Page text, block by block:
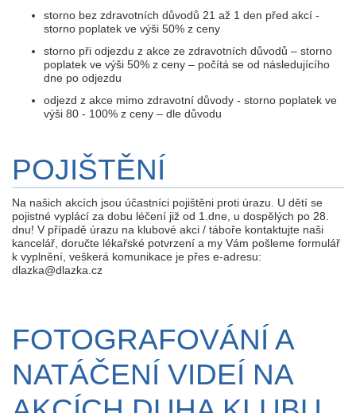
storno bez zdravotních důvodů 21 až 1 den před akcí -
storno poplatek ve výši 50% z ceny
storno při odjezdu z akce ze zdravotních důvodů – storno
poplatek ve výši 50% z ceny – počítá se od následujícího
dne po odjezdu
odjezd z akce mimo zdravotní důvody - storno poplatek ve
výši 80 - 100% z ceny – dle důvodu
POJIŠTĚNÍ
Na našich akcích jsou účastníci pojištěni proti úrazu. U dětí se
pojistné vyplácí za dobu léčení již od 1.dne, u dospělých po 28.
dnu! V případě úrazu na klubové akci / táboře kontaktujte naši
kancelář, doručte lékařské potvrzení a my Vám pošleme formulář
k vyplnění, veškerá komunikace je přes e-adresu:
dlazka@dlazka.cz
FOTOGRAFOVÁNÍ A
NATÁČENÍ VIDEÍ NA